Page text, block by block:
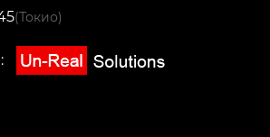
(Токио)